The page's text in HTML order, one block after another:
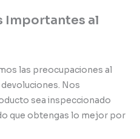
Importantes al
las preocupaciones al
Nos
sea inspeccionado
que obtengas lo mejor por